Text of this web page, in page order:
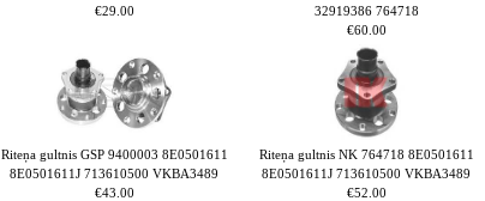
€29.00
32919386 764718
€60.00
Riteņa gultnis GSP 9400003 8E0501611
8E0501611J 713610500 VKBA3489
€43.00
Riteņa gultnis NK 764718 8E0501611
8E0501611J 713610500 VKBA3489
€52.00